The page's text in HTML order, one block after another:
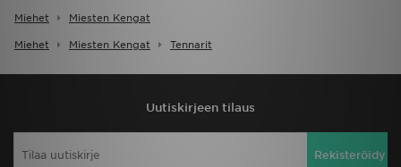
Miehet Miesten Kengat
Miehet Miesten Kengat Tennarit
Uutiskirjeen tilaus
Rekisteröidy